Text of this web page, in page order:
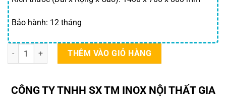
Bảo hành: 12 tháng
Bàn sơ chế thực phẩm 1400×700 mm số lượng
THÊM VÀO GIỎ HÀNG
CÔNG TY TNHH SX TM INOX NỘI THẤT GIA